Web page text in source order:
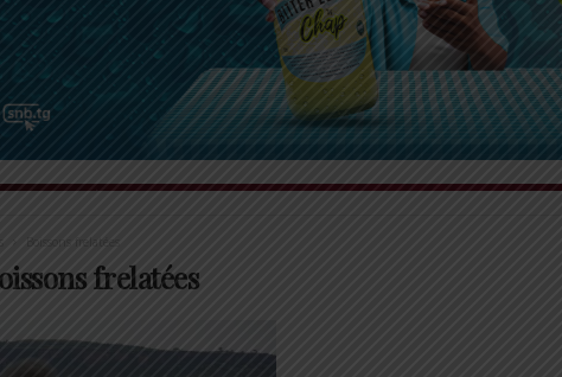
frelatées